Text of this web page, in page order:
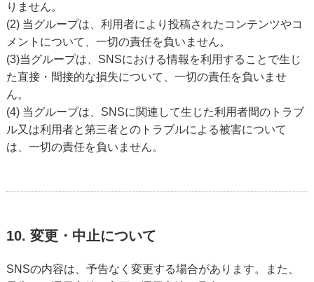
りません。
(2) 当グループは、利用者により投稿されたコンテンツやコ
メントについて、一切の責任を負いません。
(3)当グループは、SNSにおける情報を利用することで生じ
た直接・間接的な損失について、一切の責任を負いませ
ん。
(4) 当グループは、SNSに関連して生じた利用者間のトラブ
ル又は利用者と第三者とのトラブルによる被害について
は、一切の責任を負いません。
10. 変更・中止について
SNSの内容は、予告なく変更する場合があります。また、